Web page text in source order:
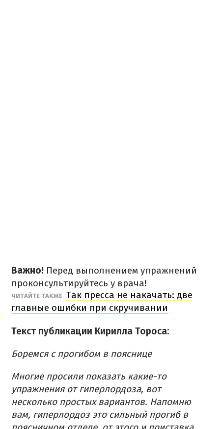
Важно! Перед выполнением упражнений
проконсультируйтесь у врача!
ЧИТАЙТЕ ТАКЖЕ Так пресса не накачать: две
главные ошибки при скручивании
Текст публикации Кирилла Тороса:
Боремся с прогибом в пояснице
Многие просили показать какие-то
упражнения от гиперлордоза, вот
несколько простых вариантов. Напомню
вам, гиперлордоз это сильный прогиб в